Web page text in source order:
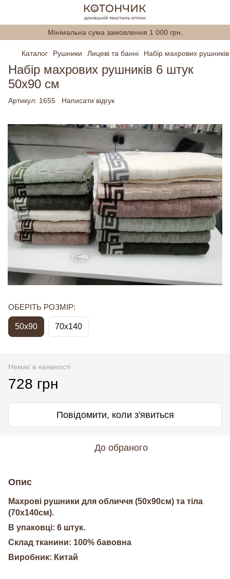
Мінімальна сума замовлення 1 000 грн.
Каталог Рушники Лицеві та банні Набір махрових
Набір махрових рушників 6 штук
50х90 см
Артикул: 1655 Написати відгук
ОБЕРІТЬ РОЗМІР:
50x90 70x140
Немає в наявності
728 грн
Повідомити, коли з'явиться
До обраного
Опис
Махрові рушники для обличчя (50х90см) та тіла
(70х140см).
В упаковці: 6 штук.
Склад тканини: 100% бавовна
Виробник: Китай